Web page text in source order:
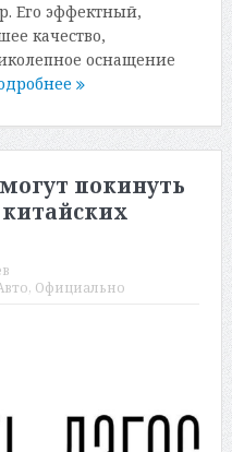
Его эффектный,
качество,
оснащение
покинуть
, Официально